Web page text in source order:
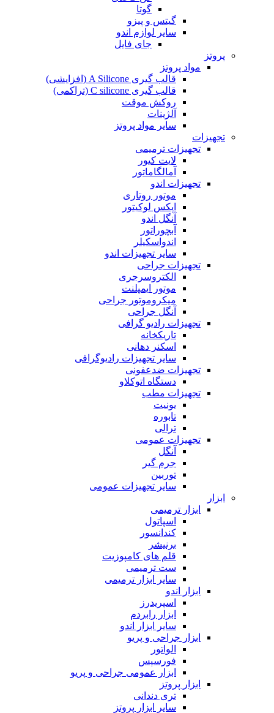
گوتا
گیتس و پیزو
سایر لوازم اندو
جای فایل
پروتز
مواد پروتز
قالب گیری A Silicone (افزایشی)
قالب گیری C silicone (تراکمی)
روکش موقت
آلژینات
سایر مواد پروتز
تجهیزات
تجهیزات ترمیمی
لایت کیور
آمالگاماتور
تجهیزات اندو
موتور روتاری
اپکس لوکیتور
آنگل اندو
آبچوراتور
اندواسکیلر
سایر تجهیزات اندو
تجهیزات جراحی
الکتروسرجری
موتور ایمپلنت
میکروموتور جراحی
آنگل جراحی
تجهیزات رادیو گرافی
تاریکخانه
اسکنر دهانی
سایر تجهیزات رادیوگرافی
تجهیزات ضدعفونی
دستگاه اتوکلاو
تجهیزات مطب
یونیت
تابوره
ترالی
تجهیزات عمومی
آنگل
جرم گیر
توربین
سایر تجهیزات عمومی
ابزار
ابزار ترمیمی
اسپاتول
کندانسور
برنیشر
قلم های کامپوزیت
ست ترمیمی
سایر ابزار ترمیمی
ابزار اندو
اسپریدرز
ابزار رابردم
سایر ابزار اندو
ابزار جراحی و پریو
الواتور
فورسپس
ابزار عمومی جراحی و پریو
ابزار پروتز
تری دندانی
سایر ابزار پروتز